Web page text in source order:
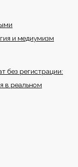
и медиумизм
без регистрации:
в реальном